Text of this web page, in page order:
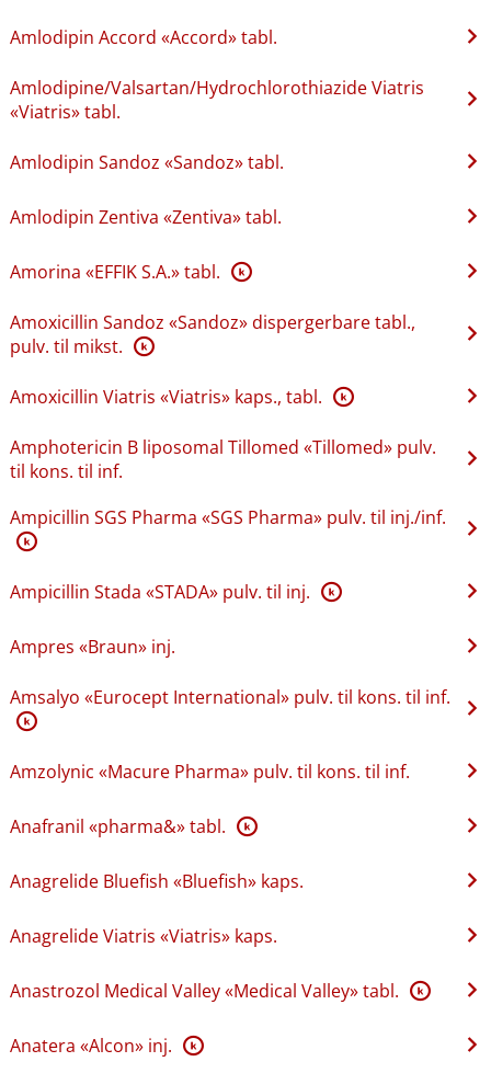
Amlodipin Accord «Accord» tabl.
Amlodipine​/​Valsartan​/​Hydrochlorothiazide Viatris
«Viatris» tabl.
Amlodipin Sandoz «Sandoz» tabl.
Amlodipin Zentiva «Zentiva» tabl.
Amorina «EFFIK S.A.» tabl. K
Amoxicillin Sandoz «Sandoz» dispergerbare tabl.,
pulv. til mikst. K
Amoxicillin Viatris «Viatris» kaps., tabl. K
Amphotericin B liposomal Tillomed «Tillomed» pulv.
til kons. til inf.
Ampicillin SGS Pharma «SGS Pharma» pulv. til inj.​/​inf.
K
Ampicillin Stada «STADA» pulv. til inj. K
Ampres «Braun» inj.
Amsalyo «Eurocept International» pulv. til kons. til inf.
K
Amzolynic «Macure Pharma» pulv. til kons. til inf.
Anafranil «pharma&» tabl. K
Anagrelide Bluefish «Bluefish» kaps.
Anagrelide Viatris «Viatris» kaps.
Anastrozol Medical Valley «Medical Valley» tabl. K
Anatera «Alcon» inj. K